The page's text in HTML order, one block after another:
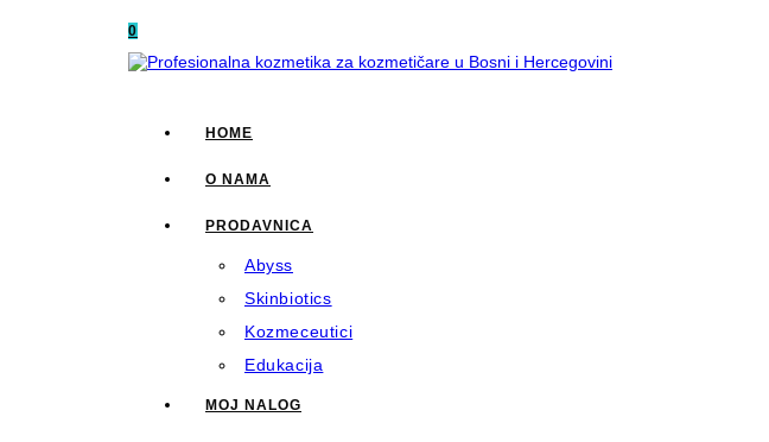
0
HOME
O NAMA
PRODAVNICA
Abyss
Skinbiotics
Kozmeceutici
Edukacija
MOJ NALOG